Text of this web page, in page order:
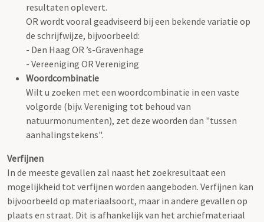
resultaten oplevert.
OR wordt vooral geadviseerd bij een bekende variatie op
de schrijfwijze, bijvoorbeeld:
- Den Haag OR ’s-Gravenhage
- Vereeniging OR Vereniging
Woordcombinatie
Wilt u zoeken met een woordcombinatie in een vaste
volgorde (bijv. Vereniging tot behoud van
natuurmonumenten), zet deze woorden dan "tussen
aanhalingstekens".
Verfijnen
In de meeste gevallen zal naast het zoekresultaat een
mogelijkheid tot verfijnen worden aangeboden. Verfijnen kan
bijvoorbeeld op materiaalsoort, maar in andere gevallen op
plaats en straat. Dit is afhankelijk van het archiefmateriaal